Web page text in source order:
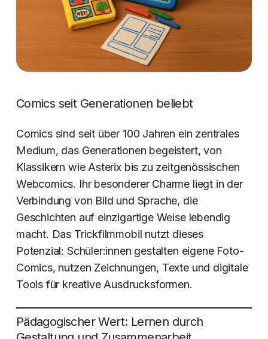
Comics seit Generationen beliebt
Comics sind seit über 100 Jahren ein zentrales
Medium, das Generationen begeistert, von
Klassikern wie Asterix bis zu zeitgenössischen
Webcomics. Ihr besonderer Charme liegt in der
Verbindung von Bild und Sprache, die
Geschichten auf einzigartige Weise lebendig
macht. Das Trickfilmmobil nutzt dieses
Potenzial: Schüler:innen gestalten eigene Foto-
Comics, nutzen Zeichnungen, Texte und digitale
Tools für kreative Ausdrucksformen.
Pädagogischer Wert: Lernen durch